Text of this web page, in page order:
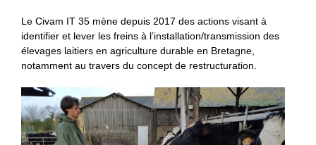
Le Civam IT 35 mène depuis 2017 des actions visant à
identifier et lever les freins à l’installation/transmission des
élevages laitiers en agriculture durable en Bretagne,
notamment au travers du concept de restructuration.